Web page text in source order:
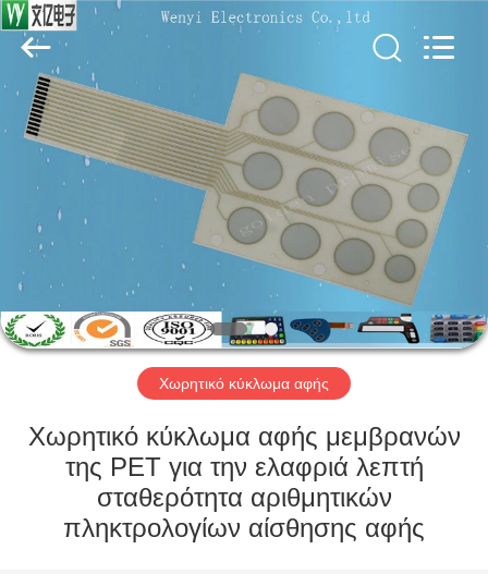
ΣΠΊΤΙ
ΠΡΟΪΌΝΤΑ
ΠΕΡΊΠΟΥ
ΕΜΕΊΣ
ΓΎΡΟΣ
ΕΡΓΟΣΤΑΣΊΩΝ
ΠΟΙΟΤΙΚΌΣ
ΈΛΕΓΧΟΣ
Jinyuanhang
Electronic
Technology
Co.,
Rights
Reserved.
Χωρητικό κύκλωμα αφής
Χωρητικό κύκλωμα αφής μεμβρανών
της PET για την ελαφριά λεπτή
σταθερότητα αριθμητικών
πληκτρολογίων αίσθησης αφής